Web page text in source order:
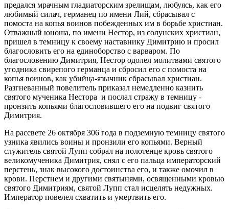
предался мрачным гладиаторским зрелищам, любуясь, как его
любимый силач, германец по имени Лий, сбрасывал с
помоста на копья воинов побежденных им в борьбе христиан.
Отважный юноша, по имени Нестор, из солунских христиан,
пришел в темницу к своему наставнику Димитрию и просил
благословить его на единоборство с варваром. По
благословению Димитрия, Нестор одолел молитвами святого
угодника свирепого германца и сбросил его с помоста на
копья воинов, как убийца-язычник сбрасывал христиан.
Разгневанный повелитель приказал немедленно казнить
святого мученика Нестора и послал стражу в темницу -
пронзить копьями благословившего его на подвиг святого
Димитрия.
На рассвете 26 октября 306 года в подземную темницу святого
узника явились воины и пронзили его копьями. Верный
служитель святой Лупп собрал на полотенце кровь святого
великомученика Димитрия, снял с его пальца императорский
перстень, знак высокого достоинства его, и также омочил в
крови. Перстнем и другими святынями, освященными кровью
святого Димитриям, святой Лупп стал исцелять недужных.
Император повелел схватить и умертвить его.